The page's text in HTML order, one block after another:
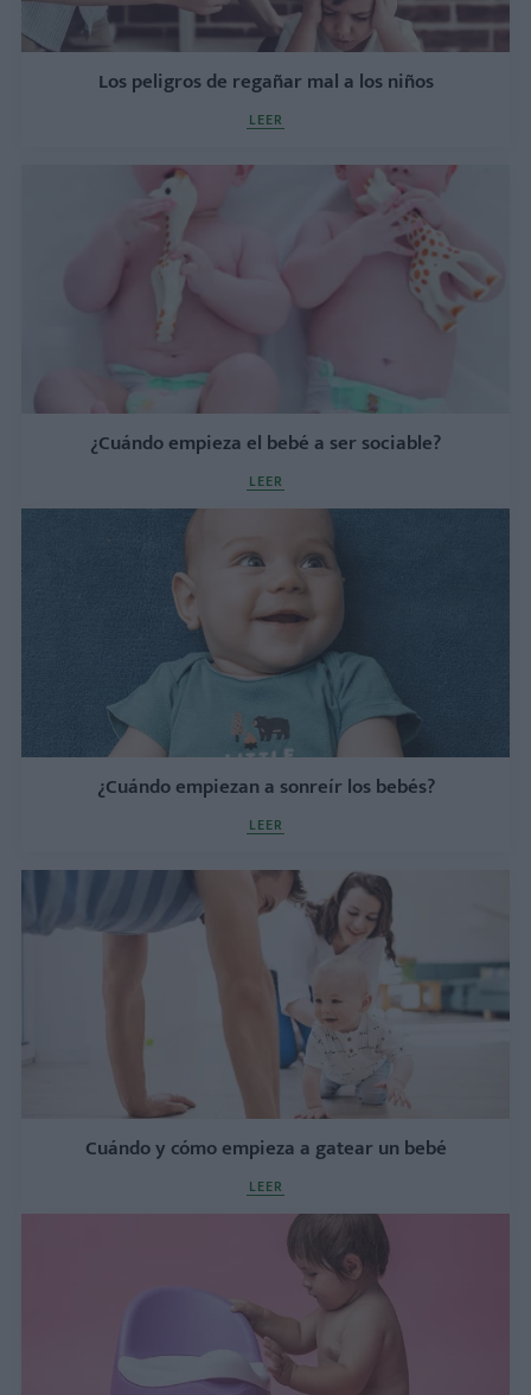
Los peligros de regañar mal a los niños
LEER
¿Cuándo empieza el bebé a ser sociable?
LEER
¿Cuándo empiezan a sonreír los bebés?
LEER
Cuándo y cómo empieza a gatear un bebé
LEER